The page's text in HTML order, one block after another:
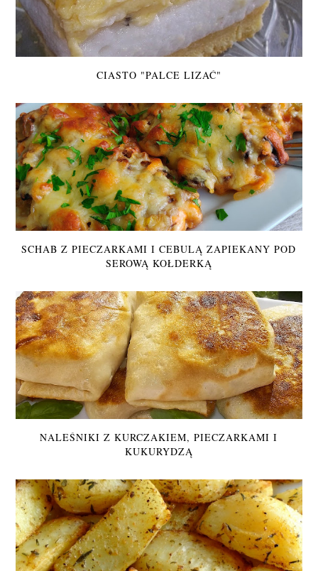
CIASTO "PALCE LIZAĆ"
SCHAB Z PIECZARKAMI I CEBULĄ ZAPIEKANY POD
SEROWĄ KOŁDERKĄ
NALEŚNIKI Z KURCZAKIEM, PIECZARKAMI I
KUKURYDZĄ